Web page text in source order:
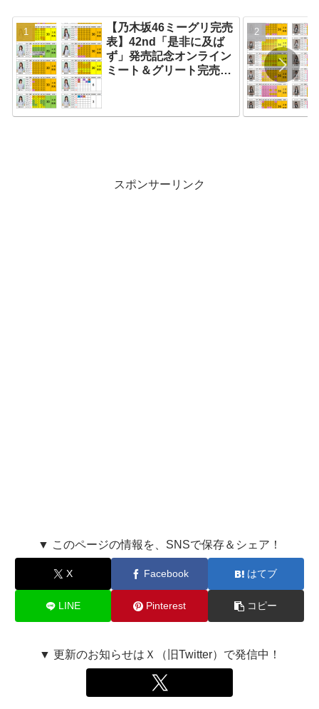
【乃木坂46ミーグリ完売
表】42nd「是非に及ば
ず」発売記念オンライン
ミート＆グリート完売表
スポンサーリンク
▼ このページの情報を、SNSで保存＆シェア！
X Facebook はてブ
LINE Pinterest コピー
▼ 更新のお知らせはＸ（旧Twitter）で発信中！